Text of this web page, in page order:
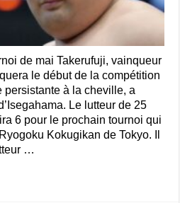
de mai Takerufuji, vainqueur
le début de la compétition
persistante à la cheville, a
Le lutteur de 25
6 pour le prochain tournoi qui
Kokugikan de Tokyo. Il
…